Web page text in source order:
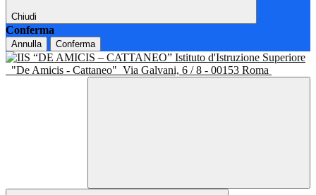
Chiudi
Conferma
Annulla Conferma
Istituto d'Istruzione Superiore
"De Amicis - Cattaneo" Via Galvani, 6 / 8 - 00153 Roma